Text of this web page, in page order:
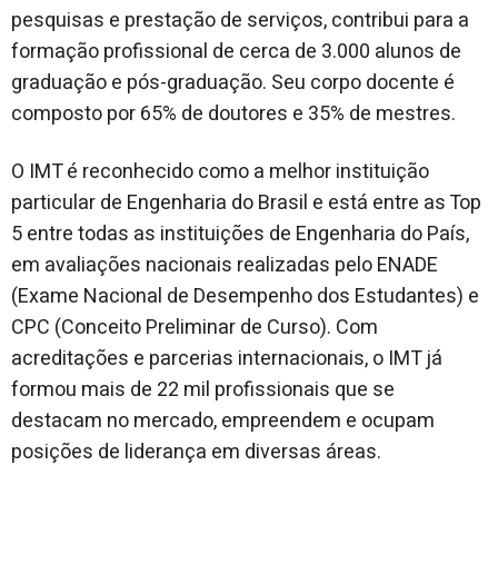
pesquisas e prestação de serviços, contribui para a
formação profissional de cerca de 3.000 alunos de
graduação e pós-graduação. Seu corpo docente é
composto por 65% de doutores e 35% de mestres.
O IMT é reconhecido como a melhor instituição
particular de Engenharia do Brasil e está entre as Top
5 entre todas as instituições de Engenharia do País,
em avaliações nacionais realizadas pelo ENADE
(Exame Nacional de Desempenho dos Estudantes) e
CPC (Conceito Preliminar de Curso). Com
acreditações e parcerias internacionais, o IMT já
formou mais de 22 mil profissionais que se
destacam no mercado, empreendem e ocupam
posições de liderança em diversas áreas.